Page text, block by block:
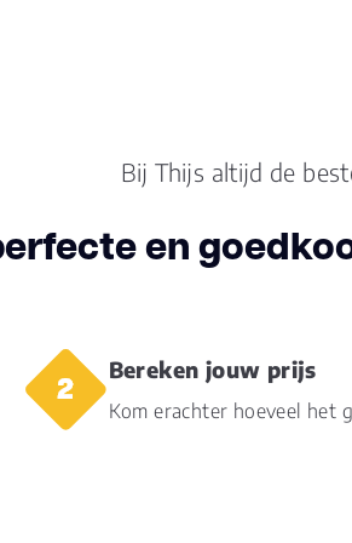
V
Bij Thijs altijd de
en
Bereken jouw prijs
Kom erachter hoeveel het